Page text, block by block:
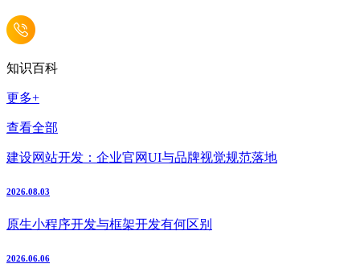
知识百科
更多+
查看全部
建设网站开发：企业官网UI与品牌视觉规范落地
2026.08.03
原生小程序开发与框架开发有何区别
2026.06.06